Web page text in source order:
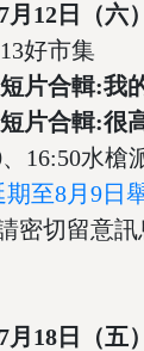
7月12日（六）
好市集
短片合輯:我
短片合輯:很
、16:50水
至8月9日
密切留意
7月18日（五）